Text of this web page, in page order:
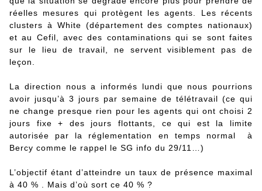
réelles mesures qui protègent les agents. Les récents
clusters à White (département des comptes nationaux)
et au Cefil, avec des contaminations qui se sont faites
sur le lieu de travail, ne servent visiblement pas de
leçon.
La direction nous a informés lundi que nous pourrions
avoir jusqu’à 3 jours par semaine de télétravail (ce qui
ne change presque rien pour les agents qui ont choisi 2
jours fixe + des jours flottants, ce qui est la limite
autorisée par la réglementation en temps normal à
Bercy comme le rappel le SG info du 29/11…)
L’objectif étant d’atteindre un taux de présence maximal
à 40 % . Mais d’où sort ce 40 % ?